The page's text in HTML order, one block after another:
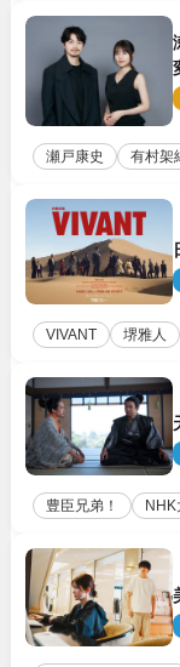
瀬戸康史 有村架
VIVANT 堺雅人
豊臣兄弟！